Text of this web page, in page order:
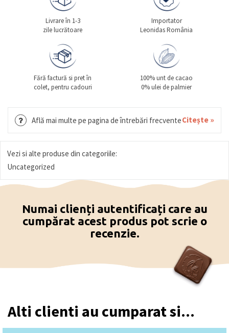
Livrare în 1-3
zile lucrătoare
Importator
Leonidas România
Fără factură si pret în
colet, pentru cadouri
100% unt de cacao
0% ulei de palmier
Află mai multe pe pagina de întrebări frecventeCitește »
Vezi si alte produse din categoriile:
Uncategorized
Numai clienți autentificați care au
cumpărat acest produs pot scrie o
recenzie.
Alti clienti au cumparat si...